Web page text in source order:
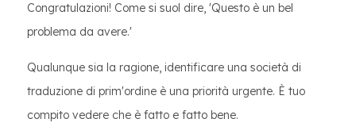
Congratulazioni! Come si suol dire, 'Questo è un bel
problema da avere.'
Qualunque sia la ragione, identificare una società di
traduzione di prim'ordine è una priorità urgente. È tuo
compito vedere che è fatto e fatto bene.